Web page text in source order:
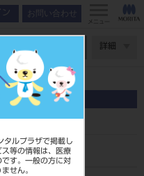
タルプラザで掲載し
ス等の情報は、医療
す。一般の方に対
せん。
ン お問い合わせ
メニュー
詳細